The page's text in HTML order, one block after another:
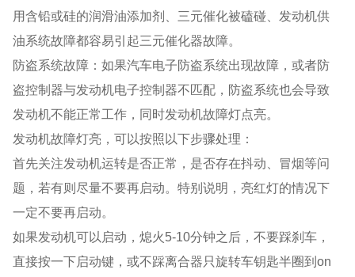
用含铅或硅的润滑油添加剂、三元催化被磕碰、发动机供
油系统故障都容易引起三元催化器故障。
防盗系统故障：如果汽车电子防盗系统出现故障，或者防
盗控制器与发动机电子控制器不匹配，防盗系统也会导致
发动机不能正常工作，同时发动机故障灯点亮。
发动机故障灯亮，可以按照以下步骤处理：
首先关注发动机运转是否正常，是否存在抖动、冒烟等问
题，若有则尽量不要再启动。特别说明，亮红灯的情况下
一定不要再启动。
如果发动机可以启动，熄⽕5-10分钟之后，不要踩刹⻋，
直接按⼀下启动键，或不踩离合器只旋转⻋钥匙半圈到on